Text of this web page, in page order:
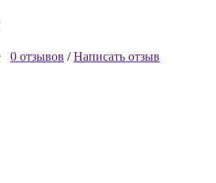
0 отзывов /Написать отзыв